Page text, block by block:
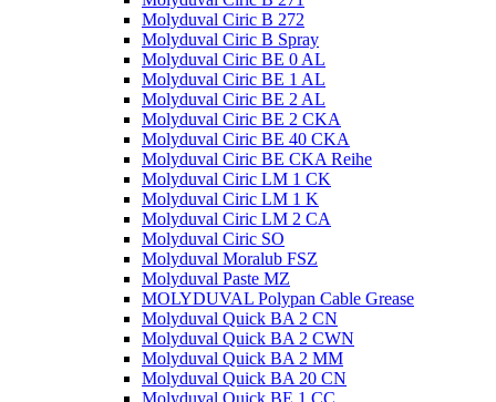
Molyduval Ciric B 272
Molyduval Ciric B Spray
Molyduval Ciric BE 0 AL
Molyduval Ciric BE 1 AL
Molyduval Ciric BE 2 AL
Molyduval Ciric BE 2 CKA
Molyduval Ciric BE 40 CKA
Molyduval Ciric BE CKA Reihe
Molyduval Ciric LM 1 CK
Molyduval Ciric LM 1 K
Molyduval Ciric LM 2 CA
Molyduval Ciric SO
Molyduval Moralub FSZ
Molyduval Paste MZ
MOLYDUVAL Polypan Cable Grease
Molyduval Quick BA 2 CN
Molyduval Quick BA 2 CWN
Molyduval Quick BA 2 MM
Molyduval Quick BA 20 CN
Molyduval Quick BE 1 CC